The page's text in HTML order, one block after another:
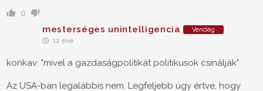
0
mesterséges unintelligencia Vendég
12 éve
konkav: "mivel a gazdaságpolitikát politikusok csinálják"
Az USA-ban legalábbis nem. Legfeljebb úgy értve, hogy